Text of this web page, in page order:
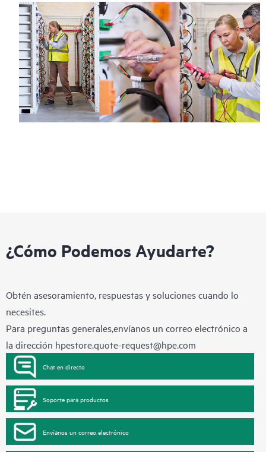
¿Cómo Podemos Ayudarte?
Obtén asesoramiento, respuestas y soluciones cuando lo
necesites.
Para preguntas generales,envíanos un correo electrónico a
la dirección hpestore.quote-request@hpe.com
Chat en directo
Soporte para productos
Envíanos un correo electrónico